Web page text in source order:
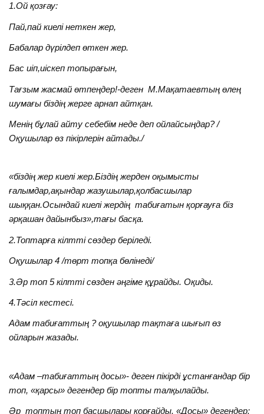
1.Ой қозғау:
Пай,пай киелі неткен жер,
Бабалар дүрілдеп өткен жер.
Бас иіп,иіскеп топырағын,
Тағзым жасмай өтпеңдер!-деген М.Мақатаевтың өлең
шумағы біздің жерге арнап айтқан.
Менің бұлай айту себебім неде деп ойлайсыңдар? /
Оқушылар өз пікірлерін айтады./
«біздің жер киелі жер.Біздің жерден оқымысты
ғалымдар,ақындар жазушылар,қолбасшылар
шыққан.Осындай киелі жердің табиғатын қорғауға біз
әрқашан дайынбыз»,тағы басқа.
2.Топтарға кілтті сөздер беріледі.
Оқушылар 4 /төрт топқа бөлінеді/
3.Әр топ 5 кілтті сөзден әңгіме құрайды. Оқиды.
4.Тәсіл кестесі.
Адам табиғаттың ? оқушылар тақтаға шығып өз
ойларын жазады.
«Адам –табиғаттың досы»- деген пікірді ұстанғандар бір
топ, «қарсы» дегендер бір топты талқылайды.
Әр топтың топ басшылары қорғайды. «Досы» дегендер: